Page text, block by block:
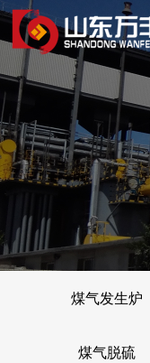
煤气发生炉
煤气脱硫